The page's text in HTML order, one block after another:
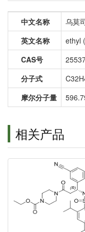
中文名称
乌莫
英文名称
ethyl
CAS号
分子式
摩尔分子量
相关产品